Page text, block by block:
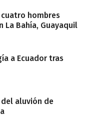
hombres
Bahía, Guayaquil
a Ecuador tras
aluvión de